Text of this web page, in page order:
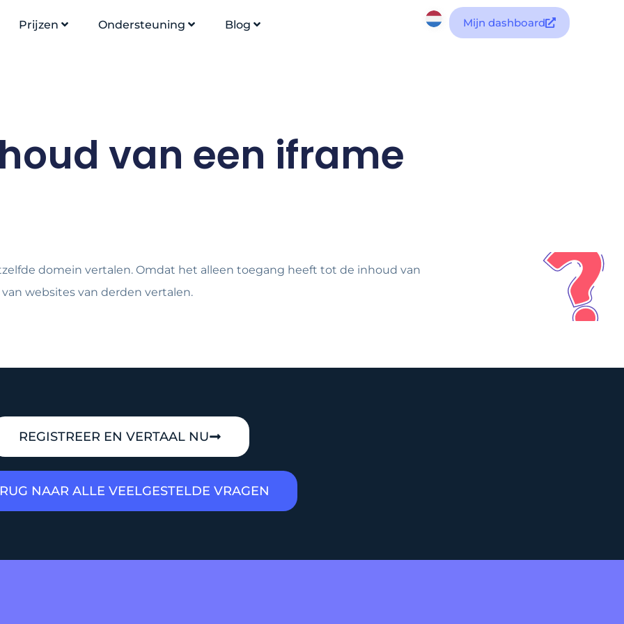
Prijzen Ondersteuning Blog Mijn dashboard
van een iframe
domein vertalen. Omdat het alleen toegang heeft tot de inhoud van
websites van derden vertalen.
REGISTREER EN VERTAAL NU
NAAR ALLE VEELGESTELDE VRAGEN